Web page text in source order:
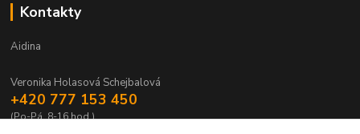
Kontakty
Aidina
Veronika Holasová Schejbalová
+420 777 153 450
(Po-Pá, 8-16 hod.)